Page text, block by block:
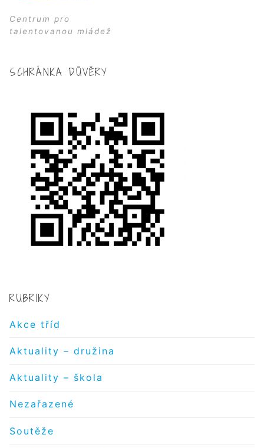
Centrum pro
talentovanou mládež
SCHRÁNKA DŮVĚRY
RUBRIKY
Akce tříd
Aktuality – družina
Aktuality – škola
Nezařazené
Soutěže